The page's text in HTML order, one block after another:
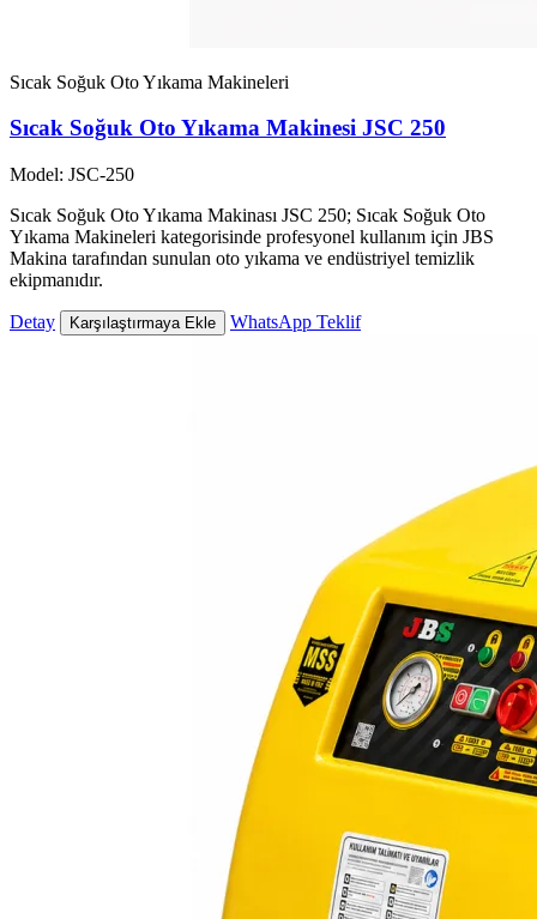
Sıcak Soğuk Oto Yıkama Makineleri
Sıcak Soğuk Oto Yıkama Makinesi JSC 250
Model: JSC-250
Sıcak Soğuk Oto Yıkama Makinası JSC 250; Sıcak Soğuk Oto
Yıkama Makineleri kategorisinde profesyonel kullanım için JBS
Makina tarafından sunulan oto yıkama ve endüstriyel temizlik
ekipmanıdır.
Detay Karşılaştırmaya Ekle WhatsApp Teklif